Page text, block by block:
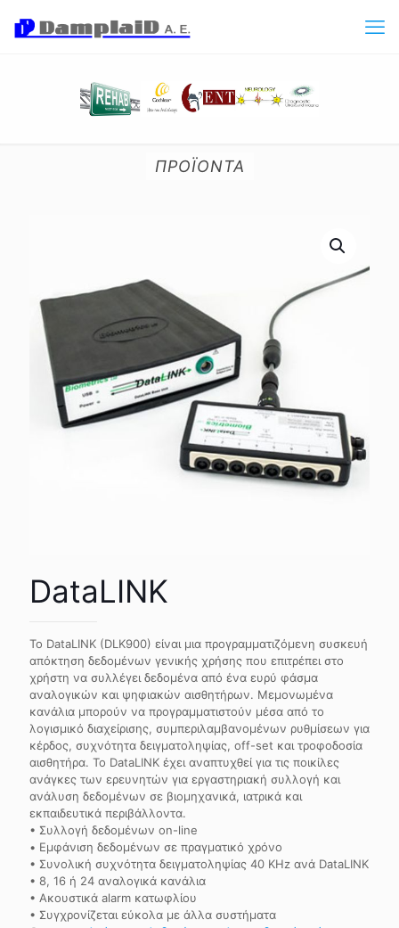
ΠΡΟΪΟΝΤΑ
DataLINK
Το DataLINK (DLK900) είναι μια προγραμματιζόμενη συσκευή
απόκτηση δεδομένων γενικής χρήσης που επιτρέπει στο
χρήστη να συλλέγει δεδομένα από ένα ευρύ φάσμα
αναλογικών και ψηφιακών αισθητήρων. Μεμονωμένα
κανάλια μπορούν να προγραμματιστούν μέσα από το
λογισμικό διαχείρισης, συμπεριλαμβανομένων ρυθμίσεων για
κέρδος, συχνότητα δειγματοληψίας, off-set και τροφοδοσία
αισθητήρα. Το DataLINK έχει αναπτυχθεί για τις ποικίλες
ανάγκες των ερευνητών για εργαστηριακή συλλογή και
ανάλυση δεδομένων σε βιομηχανικά, ιατρικά και
εκπαιδευτικά περιβάλλοντα.
• Συλλογή δεδομένων on-line
• Εμφάνιση δεδομένων σε πραγματικό χρόνο
• Συνολική συχνότητα δειγματοληψίας 40 KHz ανά DataLINK
• 8, 16 ή 24 αναλογικά κανάλια
• Ακουστικά alarm κατωφλίου
• Συγχρονίζεται εύκολα με άλλα συστήματα